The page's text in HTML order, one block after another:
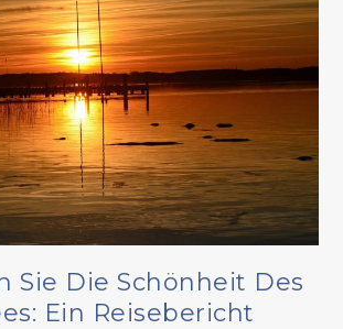
Sie Die Schönheit Des
Ein Reisebericht